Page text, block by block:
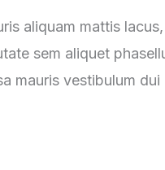
aliquam mattis
sem aliquet
mauris vestibulum dui